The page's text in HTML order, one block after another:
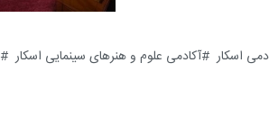
اسکار آکادمی علوم و هنر‌های سینمایی اسکار